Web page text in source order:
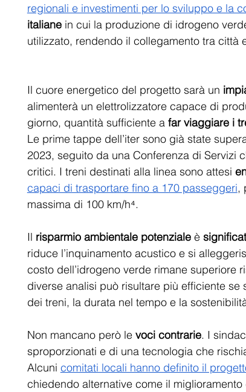
regionali e investimenti per lo sviluppo e la
italiane in cui la produzione di idrogeno
utilizzato, rendendo il collegamento tra città
Il cuore energetico del progetto sarà un
alimenterà un elettrolizzatore capace di
giorno, quantità sufficiente a far viaggiare i
Le prime tappe dell’iter sono già state
2023, seguito da una Conferenza di Servizi
critici. I treni destinati alla linea sono attesi
capaci di trasportare fino a 170 passeggeri,
massima di 100 km/h⁴.
Il risparmio ambientale potenziale è
riduce l’inquinamento acustico e si
costo dell’idrogeno verde rimane superiore
diverse analisi può risultare più efficiente
dei treni, la durata nel tempo e la
Non mancano però le voci contrarie. I
sproporzionati e di una tecnologia che
Alcuni comitati locali hanno definito il
chiedendo alternative come il miglioramento